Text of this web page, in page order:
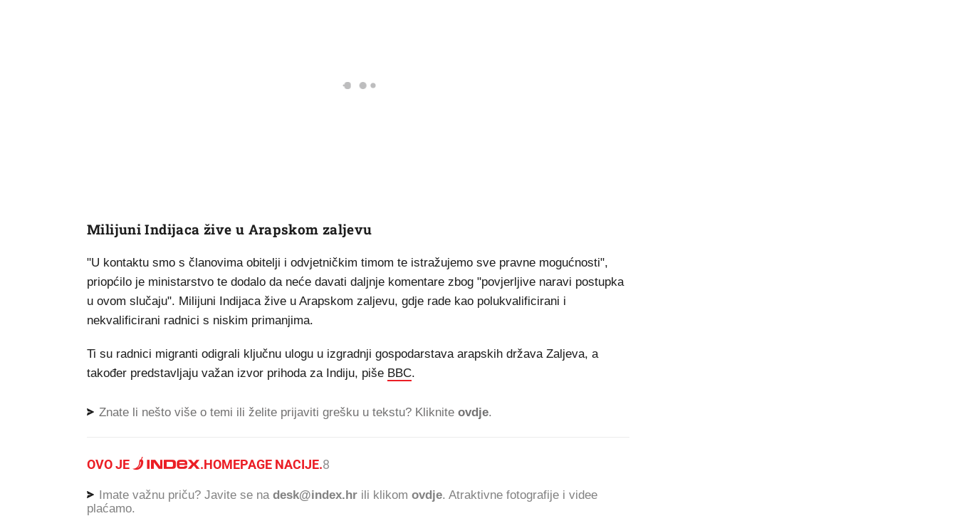
Milijuni Indijaca žive u Arapskom zaljevu
"U kontaktu smo s članovima obitelji i odvjetničkim timom te istražujemo sve pravne mogućnosti",
priopćilo je ministarstvo te dodalo da neće davati daljnje komentare zbog "povjerljive naravi postupka
u ovom slučaju". Milijuni Indijaca žive u Arapskom zaljevu, gdje rade kao polukvalificirani i
nekvalificirani radnici s niskim primanjima.
Ti su radnici migranti odigrali ključnu ulogu u izgradnji gospodarstava arapskih država Zaljeva, a
također predstavljaju važan izvor prihoda za Indiju, piše BBC.
Znate li nešto više o temi ili želite prijaviti grešku u tekstu? Kliknite ovdje.
OVO JE .HOMEPAGE NACIJE.817.298 ČITATELJA DAN
Imate važnu priču? Javite se na desk@index.hr ili klikom ovdje. Atraktivne fotografije i videe
plaćamo.